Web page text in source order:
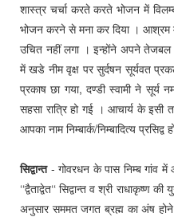
शास्त्र चर्चा करते करते भोजन में
भोजन करने से मना कर दिया । आश्रम
उचित नहीं लगा । इन्होंने अपने
में खडे नीम वृक्ष पर सुर्दषन सूर्यवत
प्रकाष छा गया, दण्डी स्वामी ने
सहसा रात्रि हो गई । आचार्य के इसी
आपका नाम निम्बार्क/निम्बादित्य प्रसिद्व
सिद्वान्त- गोवरधन के पास निम्ब गांव
‘‘द्वैताद्वेत‘‘ सिद्वान्त व श्री
अनुसार सममत जगत ब्रह्म का अंष